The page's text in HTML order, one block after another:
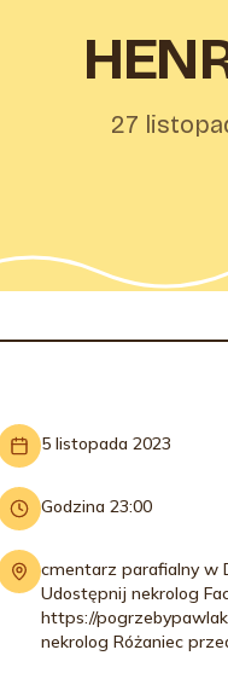
27
5 listopada 2023
Godzina 23:00
cmentarz parafialny w
Udostępnij nekrolog
https://
nekrolog Różaniec